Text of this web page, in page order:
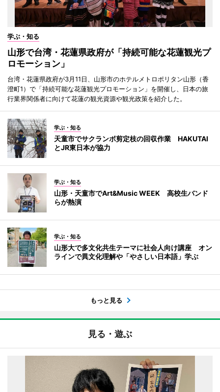
学ぶ・知る
山形で台湾・花蓮県政府が「持続可能な花蓮観光プ
ロモーション」
台湾・花蓮県政府が3月11日、山形市のホテルメトロポリタン山形（香
澄町1）で「持続可能な花蓮観光プロモーション」を開催し、日本の旅
行業界関係者に向けて花蓮の観光資源や観光政策を紹介した。
学ぶ・知る
天童市でサクランボ剪定枝の回収作業 HAKUTAI
とJR東日本が協力
学ぶ・知る
山形・天童市でArt&Music WEEK 高校生バンド
らが熱演
学ぶ・知る
山形大で多文化共生テーマに社会人向け講座 オン
ラインで異文化理解や「やさしい日本語」学ぶ
もっと見る
見る・遊ぶ